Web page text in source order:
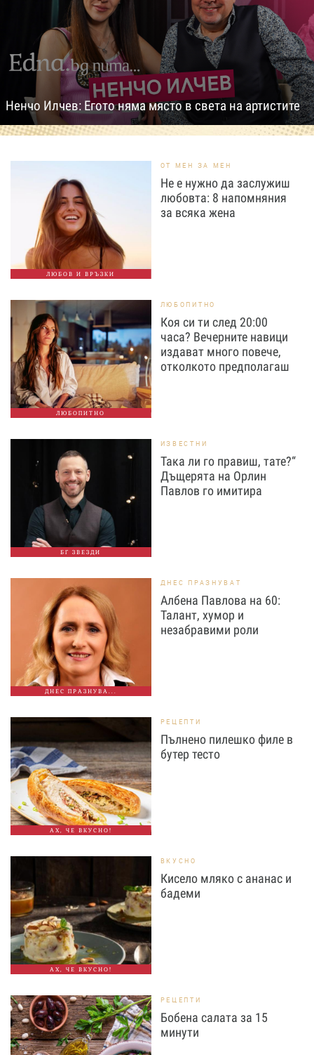
Ненчо Илчев: Егото няма място в света на артистите
ЛЮБОВ И ВРЪЗКИ
ОТ МЕН ЗА МЕН
Не е нужно да заслужиш
любовта: 8 напомняния
за всяка жена
ЛЮБОПИТНО
ЛЮБОПИТНО
Коя си ти след 20:00
часа? Вечерните навици
издават много повече,
отколкото предполагаш
БГ ЗВЕЗДИ
ИЗВЕСТНИ
Така ли го правиш, тате?“
Дъщерята на Орлин
Павлов го имитира
ДНЕС ПРАЗНУВА...
ДНЕС ПРАЗНУВАТ
Албена Павлова на 60:
Талант, хумор и
незабравими роли
АХ, ЧЕ ВКУСНО!
РЕЦЕПТИ
Пълнено пилешко филе в
бутер тесто
АХ, ЧЕ ВКУСНО!
ВКУСНО
Кисело мляко с ананас и
бадеми
РЕЦЕПТИ
Бобена салата за 15
минути